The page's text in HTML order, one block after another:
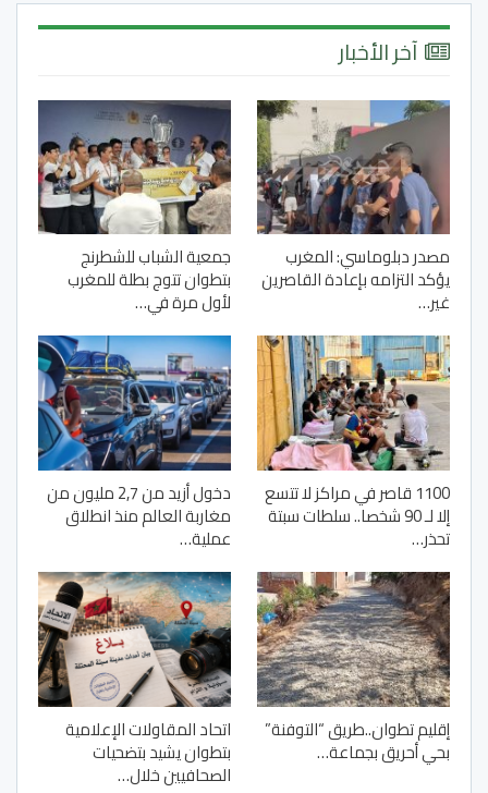
آخر الأخبار
مصدر دبلوماسي: المغرب
يؤكد التزامه بإعادة القاصرين
غير…
جمعية الشباب للشطرنج
بتطوان تتوج بطلة للمغرب
لأول مرة في…
1100 قاصر في مراكز لا تتسع
إلا لـ 90 شخصا.. سلطات سبتة
تحذر…
دخول أزيد من 2,7 مليون من
مغاربة العالم منذ انطلاق
عملية…
إقليم تطوان..طريق “التوفنة”
بحي أحريق بجماعة…
اتحاد المقاولات الإعلامية
بتطوان يشيد بتضحيات
الصحافيين خلال…